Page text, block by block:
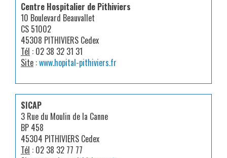
Centre Hospitalier de Pithiviers
10 Boulevard Beauvallet
CS 51002
45308 PITHIVIERS Cedex
Tél : 02 38 32 31 31
Site :www.hopital-pithiviers.fr
SICAP
3 Rue du Moulin de la Canne
BP 458
45304 PITHIVIERS Cedex
Tél : 02 38 32 77 77